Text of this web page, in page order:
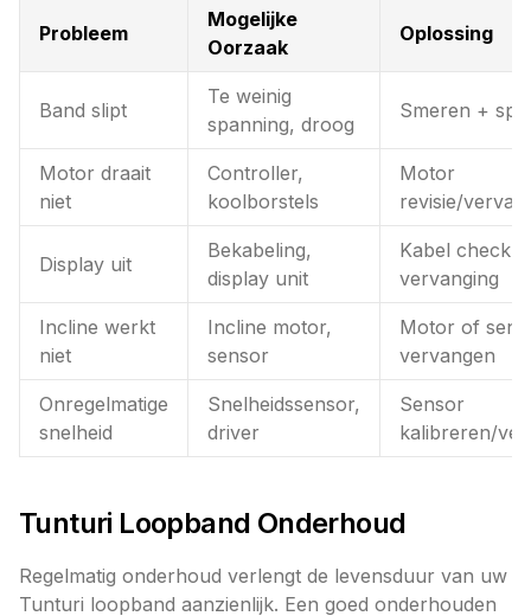
Probleem
Mogelijke
Oorzaak
Oplossing
Band slipt
Te weinig
spanning, droog
Smeren +
Motor draait
niet
Controller,
koolborstels
Motor
revisie/
Display uit
Bekabeling,
display unit
Kabel check +
vervanging
Incline werkt
niet
Incline motor,
sensor
Motor of
vervangen
Onregelmatige
snelheid
Snelheidssensor,
driver
Sensor
kalibreren/
Tunturi Loopband Onderhoud
Regelmatig onderhoud verlengt de levensduur van uw
Tunturi loopband aanzienlijk. Een goed onderhouden